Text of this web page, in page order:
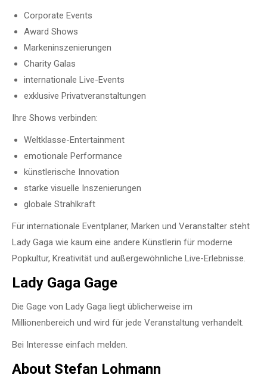
Corporate Events
Award Shows
Markeninszenierungen
Charity Galas
internationale Live-Events
exklusive Privatveranstaltungen
Ihre Shows verbinden:
Weltklasse-Entertainment
emotionale Performance
künstlerische Innovation
starke visuelle Inszenierungen
globale Strahlkraft
Für internationale Eventplaner, Marken und Veranstalter steht
Lady Gaga wie kaum eine andere Künstlerin für moderne
Popkultur, Kreativität und außergewöhnliche Live-Erlebnisse.
Lady Gaga Gage
Die Gage von Lady Gaga liegt üblicherweise im
Millionenbereich und wird für jede Veranstaltung verhandelt.
Bei Interesse einfach melden.
About Stefan Lohmann